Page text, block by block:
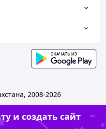
2008-2026
и создать сайт